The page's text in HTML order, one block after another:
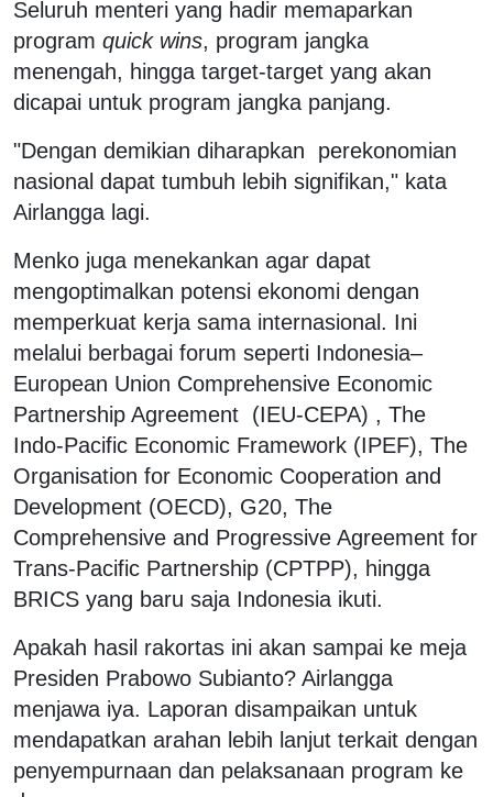
Seluruh menteri yang hadir memaparkan
program quick wins, program jangka
menengah, hingga target-target yang akan
dicapai untuk program jangka panjang.
"Dengan demikian diharapkan perekonomian
nasional dapat tumbuh lebih signifikan," kata
Airlangga lagi.
Menko juga menekankan agar dapat
mengoptimalkan potensi ekonomi dengan
memperkuat kerja sama internasional. Ini
melalui berbagai forum seperti Indonesia–
European Union Comprehensive Economic
Partnership Agreement (IEU-CEPA) , The
Indo-Pacific Economic Framework (IPEF), The
Organisation for Economic Cooperation and
Development (OECD), G20, The
Comprehensive and Progressive Agreement for
Trans-Pacific Partnership (CPTPP), hingga
BRICS yang baru saja Indonesia ikuti.
Apakah hasil rakortas ini akan sampai ke meja
Presiden Prabowo Subianto? Airlangga
menjawa iya. Laporan disampaikan untuk
mendapatkan arahan lebih lanjut terkait dengan
penyempurnaan dan pelaksanaan program ke